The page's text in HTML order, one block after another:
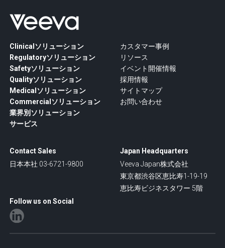
Clinicalソリューション
Regulatoryソリューション
Safetyソリューション
Qualityソリューション
Medicalソリューション
Commercialソリューション
業界別ソリューション
サービス
カスタマー事例
リソース
イベント開催情報
採用情報
サイトマップ
お問い合わせ
Contact Sales
日本本社 03-6721-9800
Japan Headquarters
Veeva Japan株式会社
東京都渋谷区恵比寿1-19-19
恵比寿ビジネスタワー 5階
Follow us on Social